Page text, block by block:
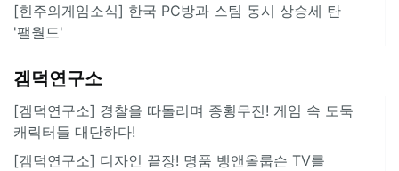
[힌주의게임소식] 한국 PC방과 스팀 동시 상승세 탄
'팰월드'
겜덕연구소
[겜덕연구소] 경찰을 따돌리며 종횡무진! 게임 속 도둑
캐릭터들 대단하다!
[겜덕연구소] 디자인 끝장! 명품 뱅앤올룹슨 TV를